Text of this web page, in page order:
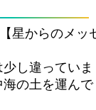
星からのメッ
し違っていま
の土を運んで